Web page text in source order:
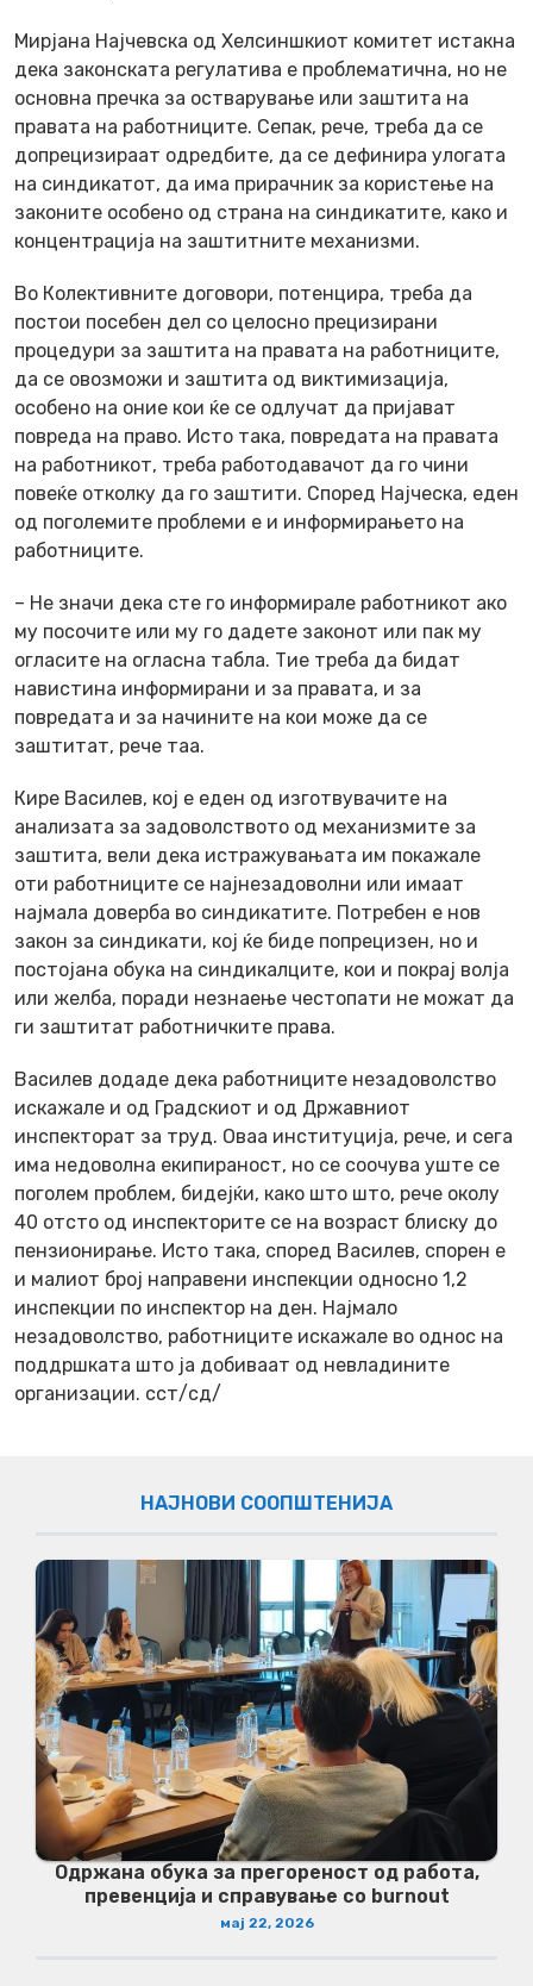
Мирјана Најчевска од Хелсиншкиот комитет истакна
дека законската регулатива е проблематична, но не
основна пречка за остварување или заштита на
правата на работниците. Сепак, рече, треба да се
допрецизираат одредбите, да се дефинира улогата
на синдикатот, да има прирачник за користење на
законите особено од страна на синдикатите, како и
концентрација на заштитните механизми.
Во Колективните договори, потенцира, треба да
постои посебен дел со целосно прецизирани
процедури за заштита на правата на работниците,
да се овозможи и заштита од виктимизација,
особено на оние кои ќе се одлучат да пријават
повреда на право. Исто така, повредата на правата
на работникот, треба работодавачот да го чини
повеќе отколку да го заштити. Според Најческа, еден
од поголемите проблеми е и информирањето на
работниците.
– Не значи дека сте го информирале работникот ако
му посочите или му го дадете законот или пак му
огласите на огласна табла. Тие треба да бидат
навистина информирани и за правата, и за
повредата и за начините на кои може да се
заштитат, рече таа.
Кире Василев, кој е еден од изготвувачите на
анализата за задоволството од механизмите за
заштита, вели дека истражувањата им покажале
оти работниците се најнезадоволни или имаат
најмала доверба во синдикатите. Потребен е нов
закон за синдикати, кој ќе биде попрецизен, но и
постојана обука на синдикалците, кои и покрај волја
или желба, поради незнаење честопати не можат да
ги заштитат работничките права.
Василев додаде дека работниците незадоволство
искажале и од Градскиот и од Државниот
инспекторат за труд. Оваа институција, рече, и сега
има недоволна екипираност, но се соочува уште се
поголем проблем, бидејќи, како што што, рече околу
40 отсто од инспекторите се на возраст блиску до
пензионирање. Исто така, според Василев, спорен е
и малиот број направени инспекции односно 1,2
инспекции по инспектор на ден. Најмало
незадоволство, работниците искажале во однос на
поддршката што ја добиваат од невладините
организации. сст/сд/
НАЈНОВИ СООПШТЕНИЈА
Одржана обука за прегореност од работа,
превенција и справување со burnout
мај 22, 2026